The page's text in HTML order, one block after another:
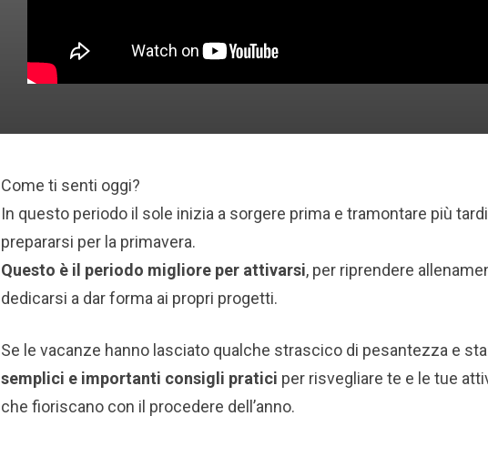
Come ti senti oggi?
In questo periodo il sole inizia a sorgere prima e tramontare più
prepararsi per la primavera.
Questo è il periodo migliore per attivarsi, per riprendere
dedicarsi a dar forma ai propri progetti.
Se le vacanze hanno lasciato qualche strascico di pesantezza e
semplici e importanti consigli pratici per risvegliare te e le tue
che fioriscano con il procedere dell’anno.